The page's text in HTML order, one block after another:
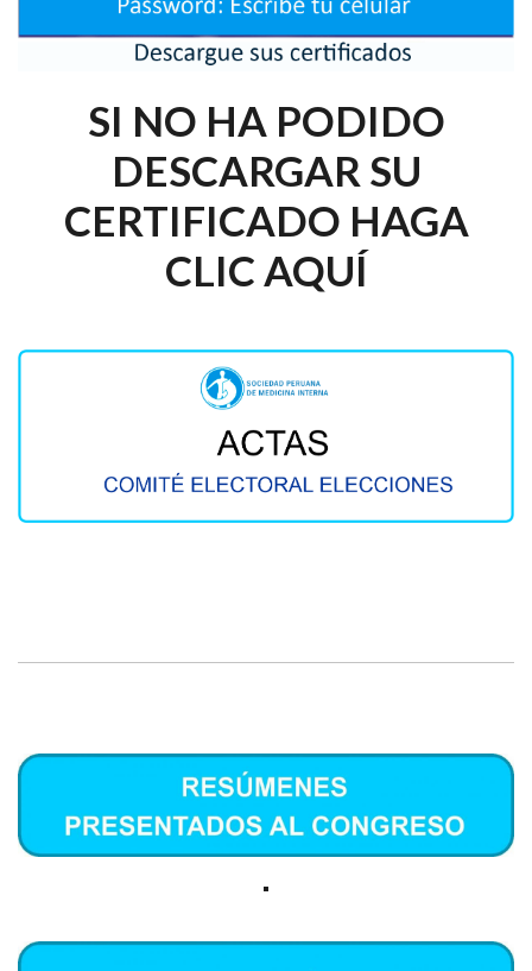
SI NO HA PODIDO
DESCARGAR SU
CERTIFICADO HAGA
CLIC AQUÍ